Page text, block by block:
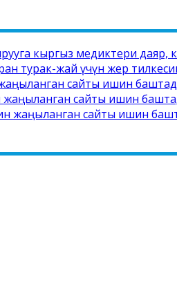
кыргыз медиктери
турак-жай үчүн жер
сайты ишин
жаңыланган сайты ишин
жаңыланган сайты ишин